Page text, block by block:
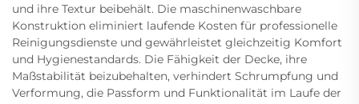
und ihre Textur beibehält. Die maschinenwaschbare
Konstruktion eliminiert laufende Kosten für professionelle
Reinigungsdienste und gewährleistet gleichzeitig Komfort
und Hygienestandards. Die Fähigkeit der Decke, ihre
Maßstabilität beizubehalten, verhindert Schrumpfung und
Verformung, die Passform und Funktionalität im Laufe der